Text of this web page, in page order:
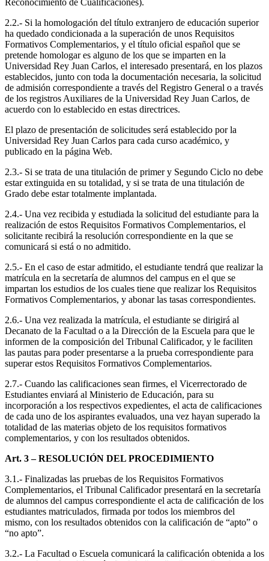
Reconocimiento de Cualificaciones).
2.2.- Si la homologación del título extranjero de educación superior
ha quedado condicionada a la superación de unos Requisitos
Formativos Complementarios, y el título oficial español que se
pretende homologar es alguno de los que se imparten en la
Universidad Rey Juan Carlos, el interesado presentará, en los plazos
establecidos, junto con toda la documentación necesaria, la solicitud
de admisión correspondiente a través del Registro General o a través
de los registros Auxiliares de la Universidad Rey Juan Carlos, de
acuerdo con lo establecido en estas directrices.
El plazo de presentación de solicitudes será establecido por la
Universidad Rey Juan Carlos para cada curso académico, y
publicado en la página Web.
2.3.- Si se trata de una titulación de primer y Segundo Ciclo no debe
estar extinguida en su totalidad, y si se trata de una titulación de
Grado debe estar totalmente implantada.
2.4.- Una vez recibida y estudiada la solicitud del estudiante para la
realización de estos Requisitos Formativos Complementarios, el
solicitante recibirá la resolución correspondiente en la que se
comunicará si está o no admitido.
2.5.- En el caso de estar admitido, el estudiante tendrá que realizar la
matrícula en la secretaría de alumnos del campus en el que se
impartan los estudios de los cuales tiene que realizar los Requisitos
Formativos Complementarios, y abonar las tasas correspondientes.
2.6.- Una vez realizada la matrícula, el estudiante se dirigirá al
Decanato de la Facultad o a la Dirección de la Escuela para que le
informen de la composición del Tribunal Calificador, y le faciliten
las pautas para poder presentarse a la prueba correspondiente para
superar estos Requisitos Formativos Complementarios.
2.7.- Cuando las calificaciones sean firmes, el Vicerrectorado de
Estudiantes enviará al Ministerio de Educación, para su
incorporación a los respectivos expedientes, el acta de calificaciones
de cada uno de los aspirantes evaluados, una vez hayan superado la
totalidad de las materias objeto de los requisitos formativos
complementarios, y con los resultados obtenidos.
Art. 3 – RESOLUCIÓN DEL PROCEDIMIENTO
3.1.- Finalizadas las pruebas de los Requisitos Formativos
Complementarios, el Tribunal Calificador presentará en la secretaría
de alumnos del campus correspondiente el acta de calificación de los
estudiantes matriculados, firmada por todos los miembros del
mismo, con los resultados obtenidos con la calificación de “apto” o
“no apto”.
3.2.- La Facultad o Escuela comunicará la calificación obtenida a los